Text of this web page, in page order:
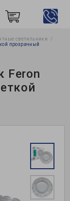
Пошук
светильники
прозрачный
Feron